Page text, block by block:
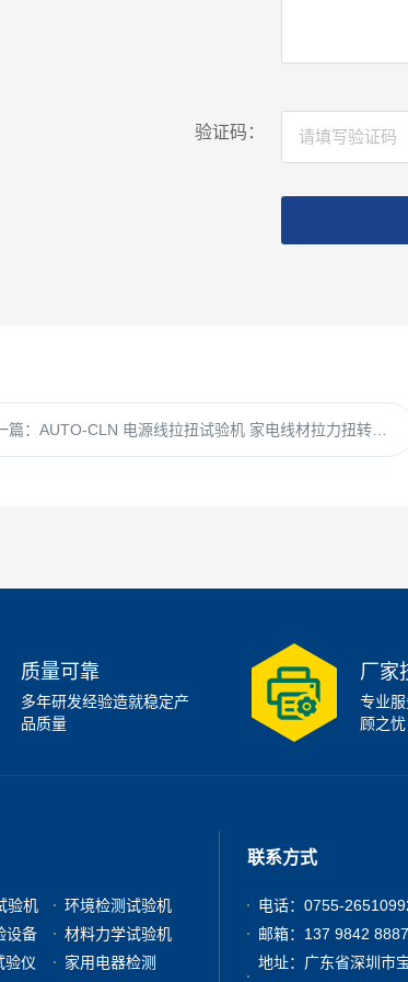
验证码：
篇： AUTO-CLN 电源线拉扭试验机 家电线材拉力扭转安规检测设备
质量可靠
多年研发经验造就稳定产
品质量
厂家
专业
顾之忧
验机
环境检测试验机
设备
材料力学试验机
验仪
家用电器检测
联系方式
电话：0755-
邮箱：137 9842
地址：广东省深圳市